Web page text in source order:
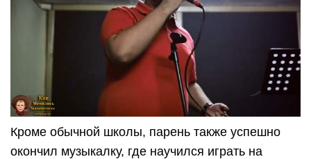
Кроме обычной школы, парень также успешно
окончил музыкалку, где научился играть на